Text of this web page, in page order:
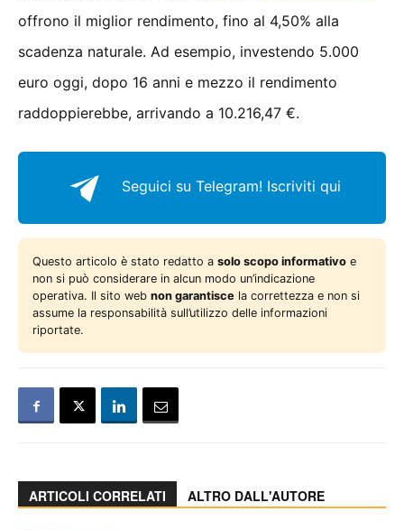
offrono il miglior rendimento, fino al 4,50% alla
scadenza naturale. Ad esempio, investendo 5.000
euro oggi, dopo 16 anni e mezzo il rendimento
raddoppierebbe, arrivando a 10.216,47 €.
Seguici su Telegram! Iscriviti qui
Questo articolo è stato redatto a solo scopo informativo e
non si può considerare in alcun modo un’indicazione
operativa. Il sito web non garantisce la correttezza e non si
assume la responsabilità sull’utilizzo delle informazioni
riportate.
ARTICOLI CORRELATI ALTRO DALL'AUTORE